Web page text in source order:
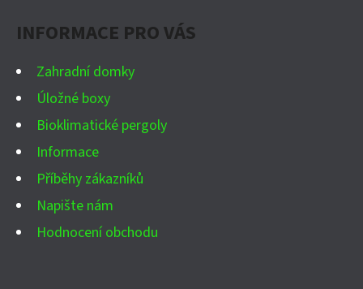
INFORMACE PRO VÁS
Zahradní domky
Úložné boxy
Bioklimatické pergoly
Informace
Příběhy zákazníků
Napište nám
Hodnocení obchodu